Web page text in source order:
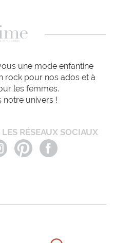
une mode enfantine
rock pour nos ados et à
les femmes.
notre univers !
RÉSEAUX SOCIAUX